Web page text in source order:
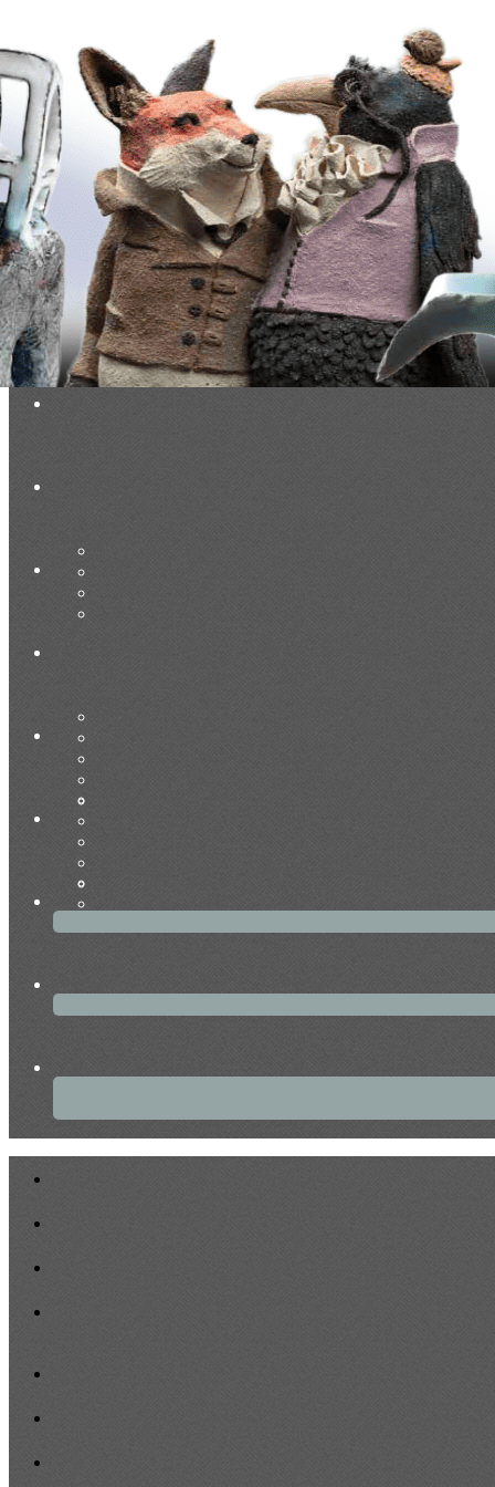
Exporter toutes les colonnes
Exporter uniquement les colonnes affichées
Menu
>
Evénements du Club à venir
Evénements du Club passés
Vie du Club (réservé membres)
Documentation exclusive membres
Base photos exclusive membres
Ajoutez un logo, un bouton, des réseaux sociaux
Cliquez pour éditer